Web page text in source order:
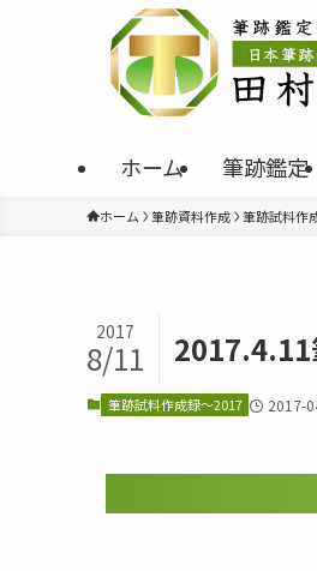
ホーム 筆跡鑑定
ホーム 筆跡資料作成 筆跡試料作
2017.4.11
2017
8/11
筆跡試料作成録～2017 2017-